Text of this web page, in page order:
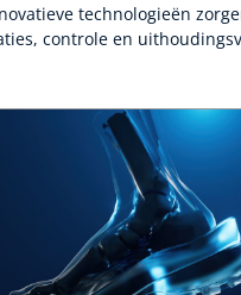
technologieën
controle en